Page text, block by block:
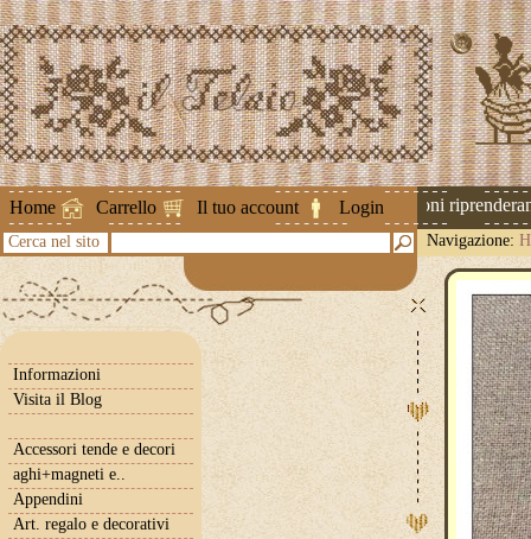
Home Carrello Il tuo account Login
Attenzione ! Le spedizioni
Cerca nel sito Navigazione:
Informazioni
Visita il Blog
Accessori tende e decori
aghi+magneti e..
Appendini
Art. regalo e decorativi